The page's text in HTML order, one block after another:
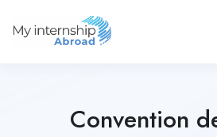
Convention